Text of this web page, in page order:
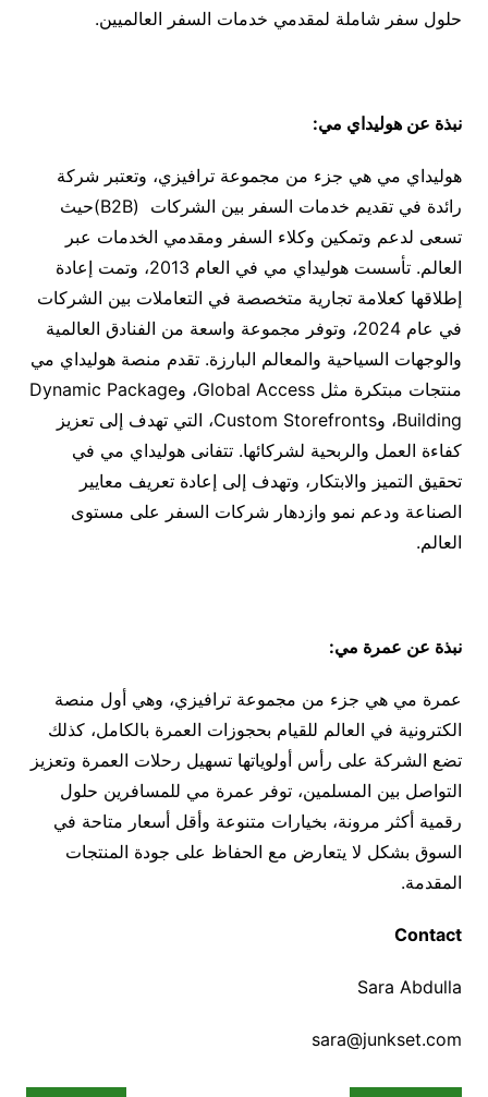
حلول سفر شاملة لمقدمي خدمات السفر العالميين.
نبذة عن هوليداي مي:
هوليداي مي هي جزء من مجموعة ترافيزي، وتعتبر شركة
رائدة في تقديم خدمات السفر بين الشركات (B2B)حيث
تسعى لدعم وتمكين وكلاء السفر ومقدمي الخدمات عبر
العالم. تأسست هوليداي مي في العام 2013، وتمت إعادة
إطلاقها كعلامة تجارية متخصصة في التعاملات بين الشركات
في عام 2024، وتوفر مجموعة واسعة من الفنادق العالمية
والوجهات السياحية والمعالم البارزة. تقدم منصة هوليداي مي
منتجات مبتكرة مثل Global Access، وDynamic Package
Building، وCustom Storefronts، التي تهدف إلى تعزيز
كفاءة العمل والربحية لشركائها. تتفانى هوليداي مي في
تحقيق التميز والابتكار، وتهدف إلى إعادة تعريف معايير
الصناعة ودعم نمو وازدهار شركات السفر على مستوى
العالم.
نبذة عن عمرة مي:
عمرة مي هي جزء من مجموعة ترافيزي، وهي أول منصة
الكترونية في العالم للقيام بحجوزات العمرة بالكامل، كذلك
تضع الشركة على رأس أولوياتها تسهيل رحلات العمرة وتعزيز
التواصل بين المسلمين، توفر عمرة مي للمسافرين حلول
رقمية أكثر مرونة، بخيارات متنوعة وأقل أسعار متاحة في
السوق بشكل لا يتعارض مع الحفاظ على جودة المنتجات
المقدمة.
Contact
Sara Abdulla
sara@junkset.com